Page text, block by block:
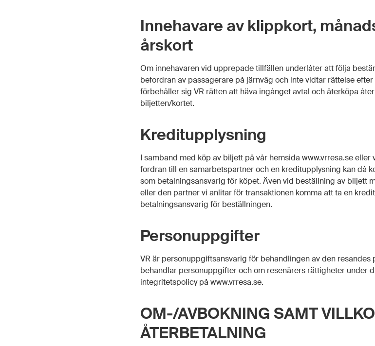
Innehavare av klippkort,
årskort
Om innehavaren vid upprepade tillfällen underlåter att följa
befordran av passagerare på järnväg och inte vidtar rättelse
förbehåller sig VR rätten att häva ingånget avtal och återköpa
biljetten/kortet.
Kreditupplysning
I samband med köp av biljett på vår hemsida www.vrresa.se eller
fordran till en samarbetspartner och en kreditupplysning kan då
som betalningsansvarig för köpet. Även vid beställning av biljett
eller den partner vi anlitar för transaktionen komma att ta en
betalningsansvarig för beställningen.
Personuppgifter
VR är personuppgiftsansvarig för behandlingen av den resandes
behandlar personuppgifter och om resenärers rättigheter under
integritetspolicy på www.vrresa.se.
OM-/AVBOKNING SAMT
ÅTERBETALNING